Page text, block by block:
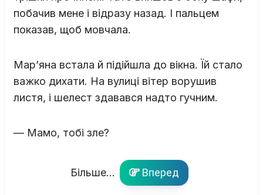
побачив мене і відразу назад. І пальцем
показав, щоб мовчала.
Мар’яна встала й підійшла до вікна. Їй стало
важко дихати. На вулиці вітер ворушив
листя, і шелест здавався надто гучним.
— Мамо, тобі зле?
Більше... Вперед